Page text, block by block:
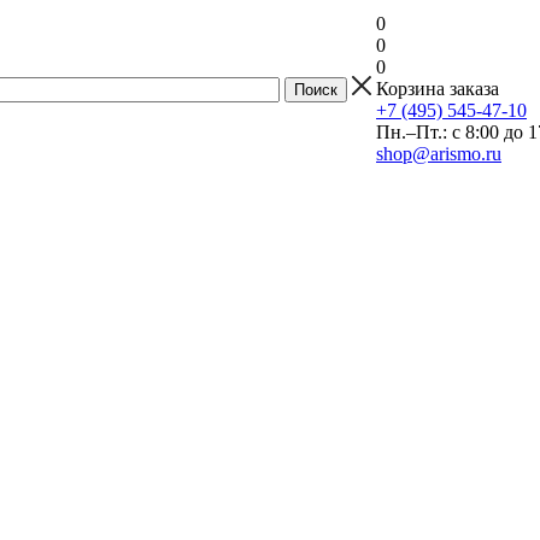
0
0
0
Корзина заказа
+7 (495) 545-47-10
Пн.–Пт.: с 8:00 до
shop@arismo.ru